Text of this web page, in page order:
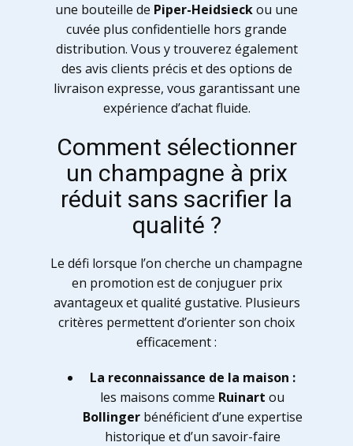
une bouteille de Piper-Heidsieckou une
cuvée plus confidentielle hors grande
distribution. Vous y trouverez également
des avis clients précis et des options de
livraison expresse, vous garantissant une
expérience d’achat fluide.
Comment sélectionner
un champagne à prix
réduit sans sacrifier la
qualité ?
Le défi lorsque l’on cherche un champagne
en promotion est de conjuguer prix
avantageux et qualité gustative. Plusieurs
critères permettent d’orienter son choix
efficacement :
La reconnaissance de la maison :
les maisons comme Ruinart ou
Bollingerbénéficient d’une expertise
historique et d’un savoir-faire